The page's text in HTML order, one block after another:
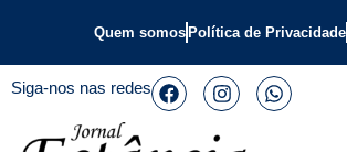
Quem somos Política de Privacidade
Siga-nos nas redes